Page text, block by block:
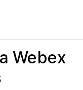
Webex